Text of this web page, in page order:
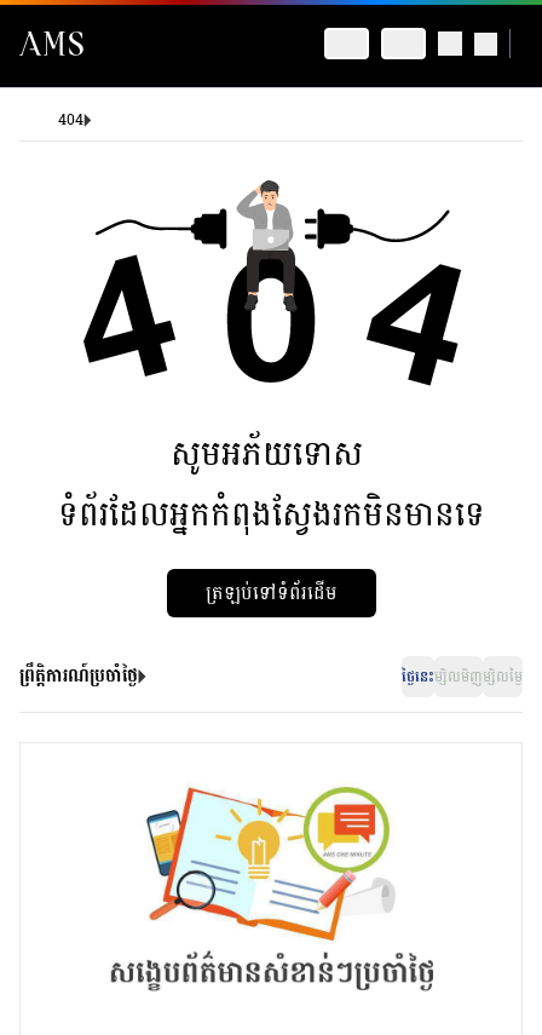
404
សូមអភ័យទោស
ទំព័រដែលអ្នកកំពុងស្វែងរកមិនមានទេ
ត្រឡប់ទៅទំព័រដើម
ព្រឹត្តិការណ៍ប្រចាំថ្ងៃ ថ្ងៃនេះម្សិលមិញម្សិលម្ងៃ